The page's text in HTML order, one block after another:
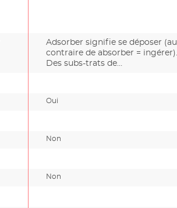
Adsorber signifie se déposer (au
contraire de absorber = ingérer).
Des subs-trats de…
Oui
Non
Non